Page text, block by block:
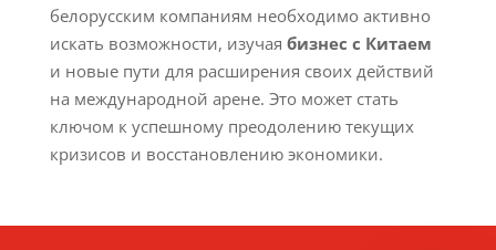
белорусским компаниям необходимо активно
искать возможности, изучая бизнес с Китаем
и новые пути для расширения своих действий
на международной арене. Это может стать
ключом к успешному преодолению текущих
кризисов и восстановлению экономики.